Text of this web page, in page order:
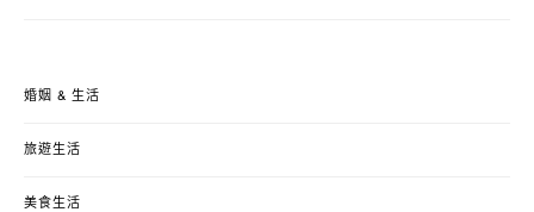
婚姻 & 生活
旅遊生活
美食生活